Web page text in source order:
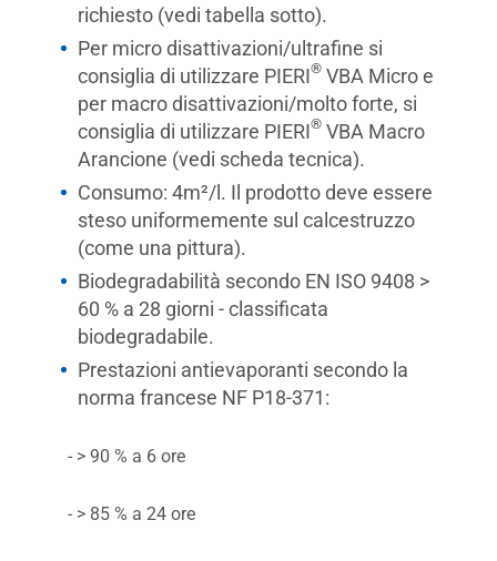
richiesto (vedi tabella sotto).
Per micro disattivazioni/ultrafine si
consiglia di utilizzare PIERI® VBA Micro e
per macro disattivazioni/molto forte, si
consiglia di utilizzare PIERI® VBA Macro
Arancione (vedi scheda tecnica).
Consumo: 4m²/l. Il prodotto deve essere
steso uniformemente sul calcestruzzo
(come una pittura).
Biodegradabilità secondo EN ISO 9408 >
60 % a 28 giorni - classificata
biodegradabile.
Prestazioni antievaporanti secondo la
norma francese NF P18-371:
- > 90 % a 6 ore
- > 85 % a 24 ore